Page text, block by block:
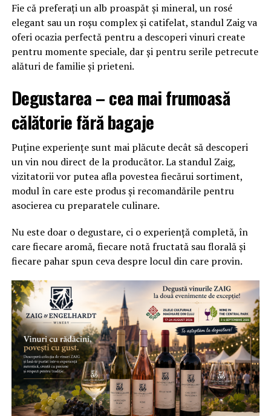
Fie că preferați un alb proaspăt și mineral, un rosé
elegant sau un roșu complex și catifelat, standul Zaig va
oferi ocazia perfectă pentru a descoperi vinuri create
pentru momente speciale, dar și pentru serile petrecute
alături de familie și prieteni.
Degustarea – cea mai frumoasă
călătorie fără bagaje
Puține experiențe sunt mai plăcute decât să descoperi
un vin nou direct de la producător. La standul Zaig,
vizitatorii vor putea afla povestea fiecărui sortiment,
modul în care este produs și recomandările pentru
asocierea cu preparatele culinare.
Nu este doar o degustare, ci o experiență completă, în
care fiecare aromă, fiecare notă fructată sau florală și
fiecare pahar spun ceva despre locul din care provin.